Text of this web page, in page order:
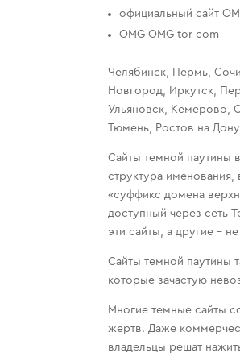
официальный сайт
OMG OMG tor com
Челябинск, Пермь,
Новгород, Иркутск,
Ульяновск, Кемерово,
Тюмень, Ростов на
Сайты темной паутины
структура
«суффикс домена
доступный через сеть
эти сайты, а другие –
Сайты темной паутины
которые зачастую
Многие темные сайты
жертв. Даже
владельцы решат